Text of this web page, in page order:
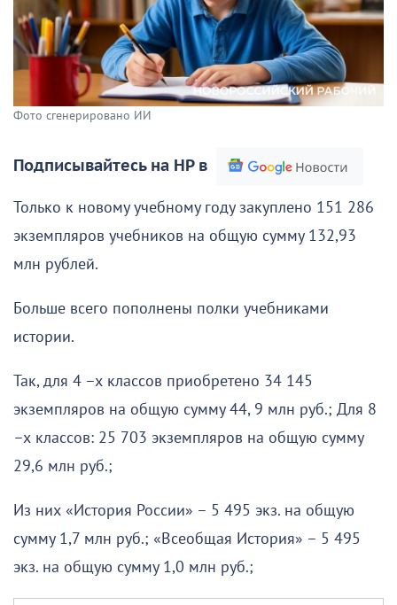
Фото сгенерировано ИИ
Подписывайтесь на НР в
Только к новому учебному году закуплено 151 286
экземпляров учебников на общую сумму 132,93
млн рублей.
Больше всего пополнены полки учебниками
истории.
Так, для 4 –х классов приобретено 34 145
экземпляров на общую сумму 44, 9 млн руб.; Для 8
–х классов: 25 703 экземпляров на общую сумму
29,6 млн руб.;
Из них «История России» – 5 495 экз. на общую
сумму 1,7 млн руб.; «Всеобщая История» – 5 495
экз. на общую сумму 1,0 млн руб.;